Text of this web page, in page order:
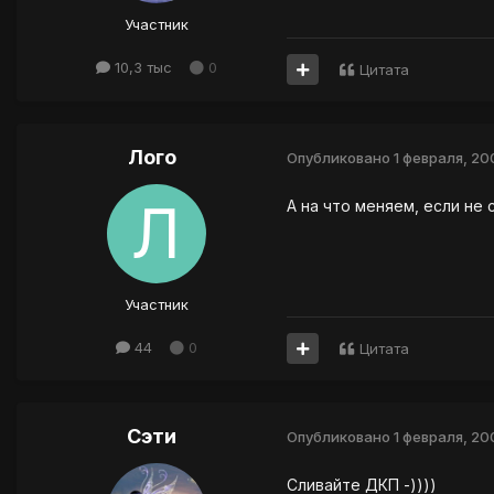
Участник
10,3 тыс 0 Цитата
Лого
Участник
44 0
Опубликовано 1 февраля,
А на что меняем, если не
Цитата
Сэти Опубликовано 1 февраля,
Сливайте ДКП -))))